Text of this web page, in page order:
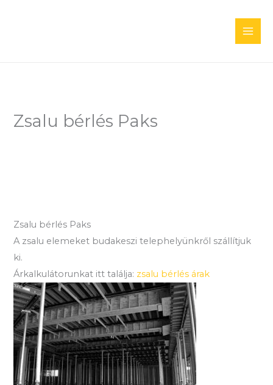
Zsalu bérlés Paks
Zsalu bérlés Paks
A zsalu elemeket budakeszi telephelyünkről szállítjuk
ki.
Árkalkulátorunkat itt találja: zsalu bérlés árak